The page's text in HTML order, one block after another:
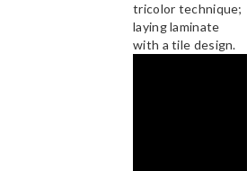
tricolor technique;
laying laminate
with a tile design.